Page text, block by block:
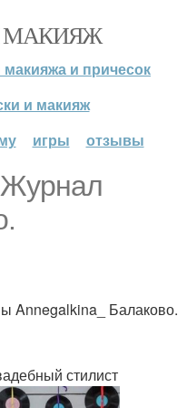
МАКИЯЖ
и причесок
и макияж
игры отзывы
Annegalkina_ Балаково.
стилист